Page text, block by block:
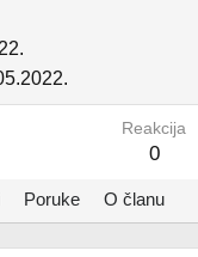
Reakcija
0
Poruke O članu